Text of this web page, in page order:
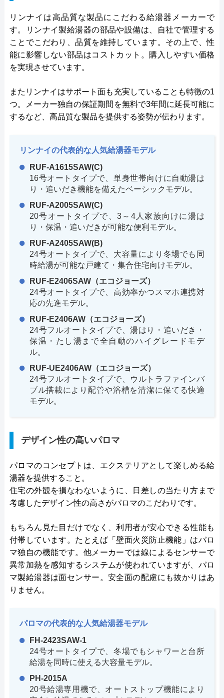
リンナイは高品質な製品にこだわる給湯器メーカーで
す。リンナイ製給湯器の部品や設備は、自社で管理する
ことでこだわり、品質を維持しています。その上で、性
能に影響しない部品はコストカット。購入しやすい価格
を実現させています。
またリンナイはサポート面も充実していることも特徴の1
つ。メーカー独自の保証期間を無料で3年間に延長可能に
するなど、高品質な製品を提供する姿勢が伝わります。
リンナイの代表的な人気給湯器モデル
RUF-A1615SAW(C)
16号オートタイプで、単身世帯向けに自動湯は
り・追いだき機能を備えたベーシックモデル。
RUF-A2005SAW(C)
20号オートタイプで、3～4人家族向けに湯は
り・保温・追いだきが可能な便利モデル。
RUF-A2405SAW(B)
24号オートタイプで、大容量により冬場でも同
時給湯が可能な戸建て・集合住宅向けモデル。
RUF-E2406SAW（エコジョーズ）
24号オートタイプで、高効率かつスマホ連携対
応の先進モデル。
RUF-E2406AW（エコジョーズ）
24号フルオートタイプで、湯はり・追いだき・
保温・たし湯まで全自動のハイグレードモデ
ル。
RUF-UE2406AW（エコジョーズ）
24号フルオートタイプで、ウルトラファインバ
ブル搭載により配管や浴槽を清潔に保てる快適
モデル。
デザイン性の高いパロマ
パロマのコンセプトは、エクステリアとして楽しめる給
湯器を提供すること。
住宅の外観を損なわないように、日差しの当たり方まで
考慮したデザイン性の高さがパロマのこだわりです。
もちろん見た目だけでなく、利用者が安心できる性能も
付帯しています。たとえば「壁面火災防止機能」はパロ
マ独自の機能です。他メーカーでは線によるセンサーで
異常加熱を感知するシステムが使われていますが、パロ
マ製給湯器は面センサー。安全面の配慮にも抜かりはあ
りません。
パロマの代表的な人気給湯器モデル
FH-2423SAW-1
24号オートタイプで、冬場でもシャワーと台所
給湯を同時に使える大容量モデル。
PH-2015A
20号給湯専用機で、オートストップ機能により